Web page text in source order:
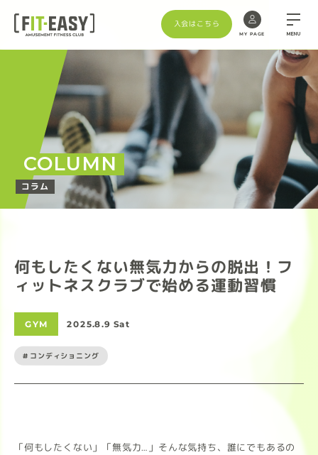
入会はこちら
MY PAGE MENU
COLUMN
コラム
何もしたくない無気力からの脱出！フ
ィットネスクラブで始める運動習慣
GYM 2025.8.9 Sat
#コンディショニング
「何もしたくない」「無気力…」そんな気持ち、誰にでもあるの